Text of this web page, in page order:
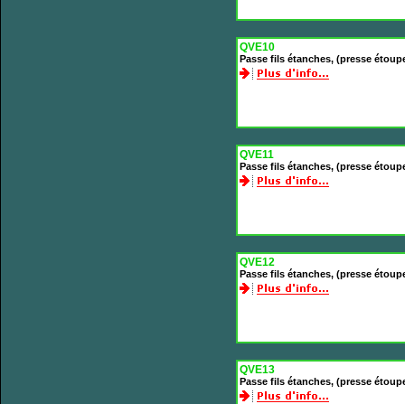
QVE10
Passe fils étanches, (presse
QVE11
Passe fils étanches, (presse
QVE12
Passe fils étanches, (presse
QVE13
Passe fils étanches, (presse